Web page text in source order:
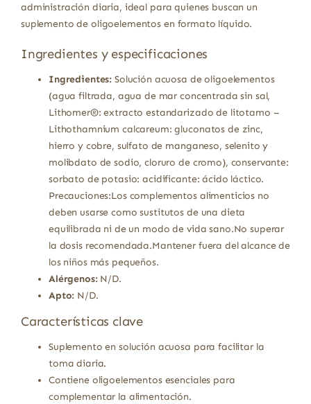
administración diaria, ideal para quienes buscan un
suplemento de oligoelementos en formato líquido.
Ingredientes y especificaciones
Ingredientes: Solución acuosa de oligoelementos
(agua filtrada, agua de mar concentrada sin sal,
Lithomer®: extracto estandarizado de litotamo –
Lithothamnium calcareum: gluconatos de zinc,
hierro y cobre, sulfato de manganeso, selenito y
molibdato de sodio, cloruro de cromo), conservante:
sorbato de potasio: acidificante: ácido láctico.
Precauciones:Los complementos alimenticios no
deben usarse como sustitutos de una dieta
equilibrada ni de un modo de vida sano.No superar
la dosis recomendada.Mantener fuera del alcance de
los niños más pequeños.
Alérgenos:N/D.
Apto: N/D.
Características clave
Suplemento en solución acuosa para facilitar la
toma diaria.
Contiene oligoelementos esenciales para
complementar la alimentación.